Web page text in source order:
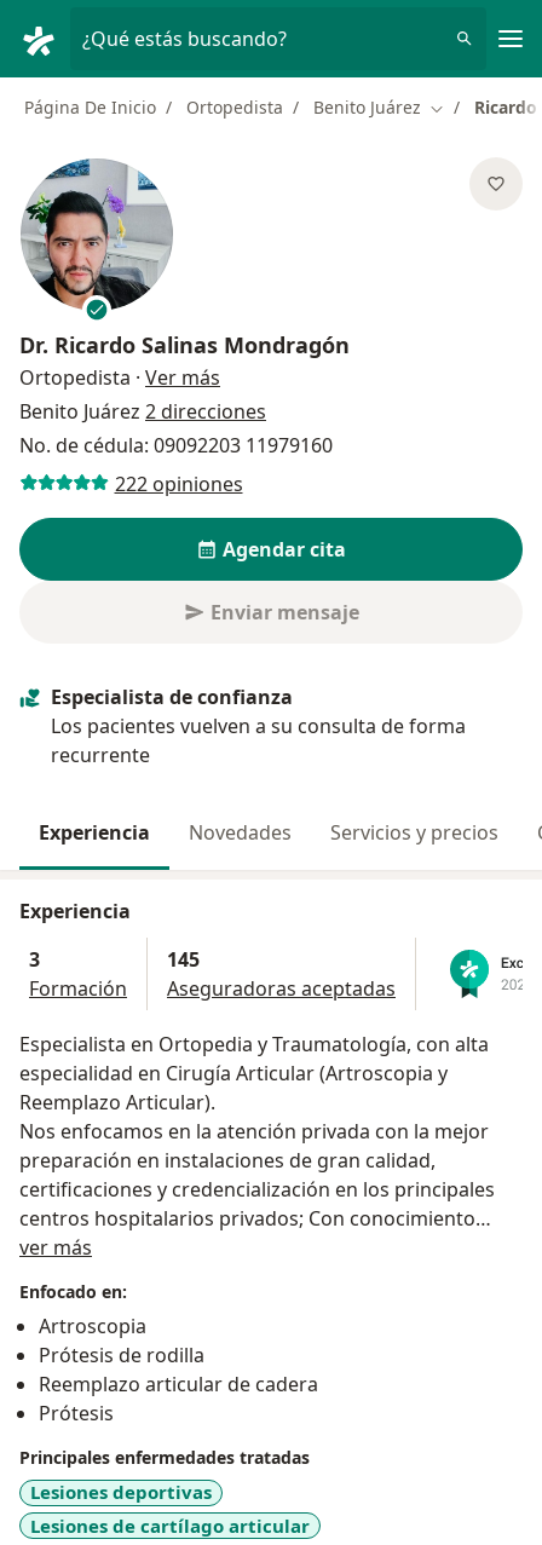
¿Qué estás buscando?
Página De Inicio Ortopedista Benito Juárez Cambiar de
Dr. Ricardo Salinas Mondragón
Ortopedista · Ver más
Benito Juárez 2 direcciones
No. de cédula: 09092203 11979160
222 opiniones
Agendar cita
Enviar mensaje
Especialista de confianza
Los pacientes vuelven a su consulta de forma
recurrente
Experiencia Novedades Servicios y precios
Experiencia
3
Formación
145
Aseguradoras aceptadas
Especialista en Ortopedia y Traumatología, con alta
especialidad en Cirugía Articular (Artroscopia y
Reemplazo Articular).
Nos enfocamos en la atención privada con la mejor
preparación en instalaciones de gran calidad,
certificaciones y credencialización en los principales
centros hospitalarios privados; Con conocimiento
vasto sobre las enfermedades del aparato locomotor,
deportivas y/o accidentales, con capacidad para
resolver tu padecimiento de forma médica y/o
quirúrgica teniendo como principal objetivo ayudar a
incorporarte de una forma rápida y adecuada a tus
actividades cotidianas y recuperar tu calidad de vida.
ver más
Enfocado en:
Artroscopia
Prótesis de rodilla
Reemplazo articular de cadera
Prótesis
Principales enfermedades tratadas
Lesiones deportivas
Lesiones de cartílago articular